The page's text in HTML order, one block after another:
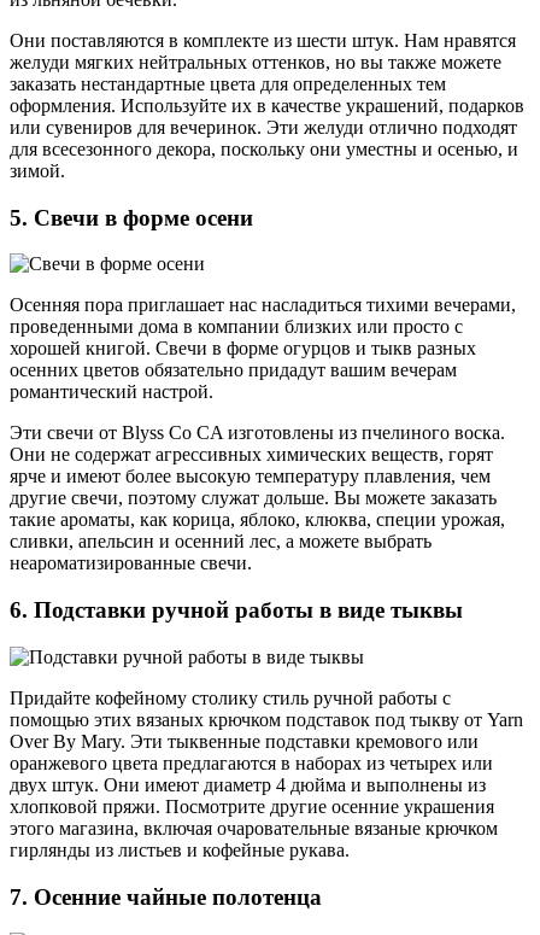
Они поставляются в комплекте из шести штук. Нам нравятся
желуди мягких нейтральных оттенков, но вы также можете
заказать нестандартные цвета для определенных тем
оформления. Используйте их в качестве украшений, подарков
или сувениров для вечеринок. Эти желуди отлично подходят
для всесезонного декора, поскольку они уместны и осенью, и
зимой.
5. Свечи в форме осени
Осенняя пора приглашает нас насладиться тихими вечерами,
проведенными дома в компании близких или просто с
хорошей книгой. Свечи в форме огурцов и тыкв разных
осенних цветов обязательно придадут вашим вечерам
романтический настрой.
Эти свечи от Blyss Co CA изготовлены из пчелиного воска.
Они не содержат агрессивных химических веществ, горят
ярче и имеют более высокую температуру плавления, чем
другие свечи, поэтому служат дольше. Вы можете заказать
такие ароматы, как корица, яблоко, клюква, специи урожая,
сливки, апельсин и осенний лес, а можете выбрать
неароматизированные свечи.
6. Подставки ручной работы в виде тыквы
Придайте кофейному столику стиль ручной работы с
помощью этих вязаных крючком подставок под тыкву от Yarn
Over By Mary. Эти тыквенные подставки кремового или
оранжевого цвета предлагаются в наборах из четырех или
двух штук. Они имеют диаметр 4 дюйма и выполнены из
хлопковой пряжи. Посмотрите другие осенние украшения
этого магазина, включая очаровательные вязаные крючком
гирлянды из листьев и кофейные рукава.
7. Осенние чайные полотенца